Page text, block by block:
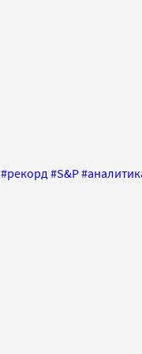
#рекорд #S&P#